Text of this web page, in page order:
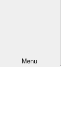
Menu